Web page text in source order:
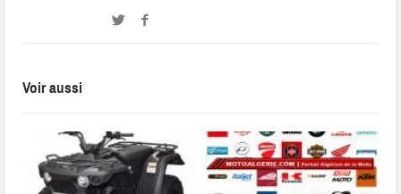
Voir aussi